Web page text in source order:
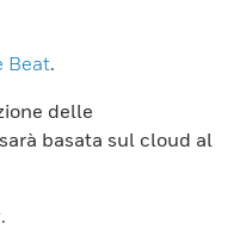
Beat.
delle
basata sul cloud al
.